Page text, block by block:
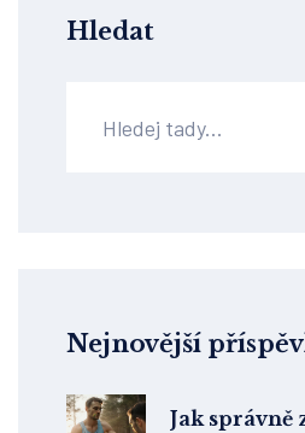
Hledat
Nejnovější
Jak správně